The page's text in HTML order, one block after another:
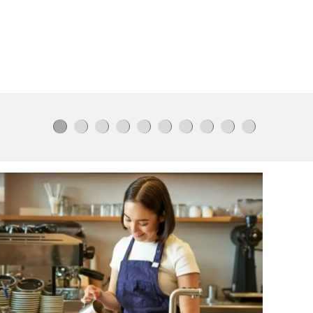
"Гък да не чувам" (ВИДЕО)
има Демерджиев!
Истанбул приема Суперкупата на
Испания
Пулмолог предупредиза
опасностите склиматика
Преобразяват Летния театърв
Созопол